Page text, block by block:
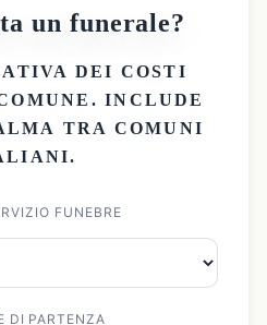
un funerale?
DEI COSTI
. INCLUDE
TRA COMUNI
FUNEBRE
DI PARTENZA